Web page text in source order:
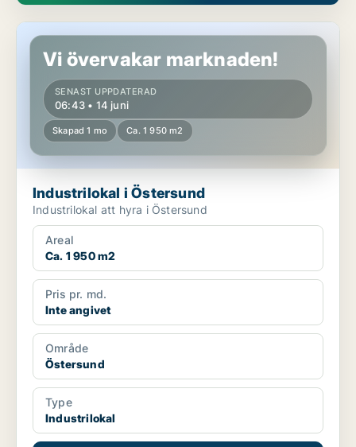
Industrilokal i Östersund
Vi övervakar marknaden!
SENAST UPPDATERAD
06:43 • 14 juni
Skapad 1 mo Ca. 1 950 m2
Industrilokal i Östersund
Industrilokal att hyra i Östersund
Areal
Ca. 1 950 m2
Pris pr. md.
Inte angivet
Område
Östersund
Type
Industrilokal